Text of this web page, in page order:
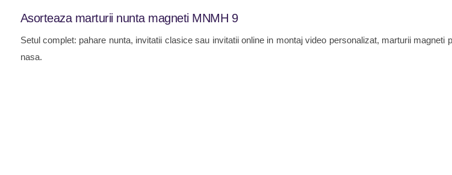
Asorteaza marturii nunta magneti MNMH 9
Setul complet: pahare nunta, invitatii clasice sau invitatii online in montaj video personalizat, marturii
nasa.